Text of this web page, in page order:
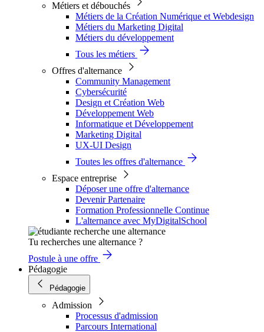
Métiers et débouchés
Métiers de la Création Numérique et Webdesign
Métiers du Marketing Digital
Métiers du développement
Tous les métiers
Offres d'alternance
Community Management
Cybersécurité
Design et Création Web
Développement Web
Informatique et Développement
Marketing Digital
UX-UI Design
Toutes les offres d'alternance
Espace entreprise
Déposer une offre d'alternance
Devenir Partenaire
Formation Professionnelle Continue
L'alternance avec MyDigitalSchool
Tu recherches une alternance ?
Postule à une offre
Pédagogie
Pédagogie
Admission
Processus d'admission
Parcours International